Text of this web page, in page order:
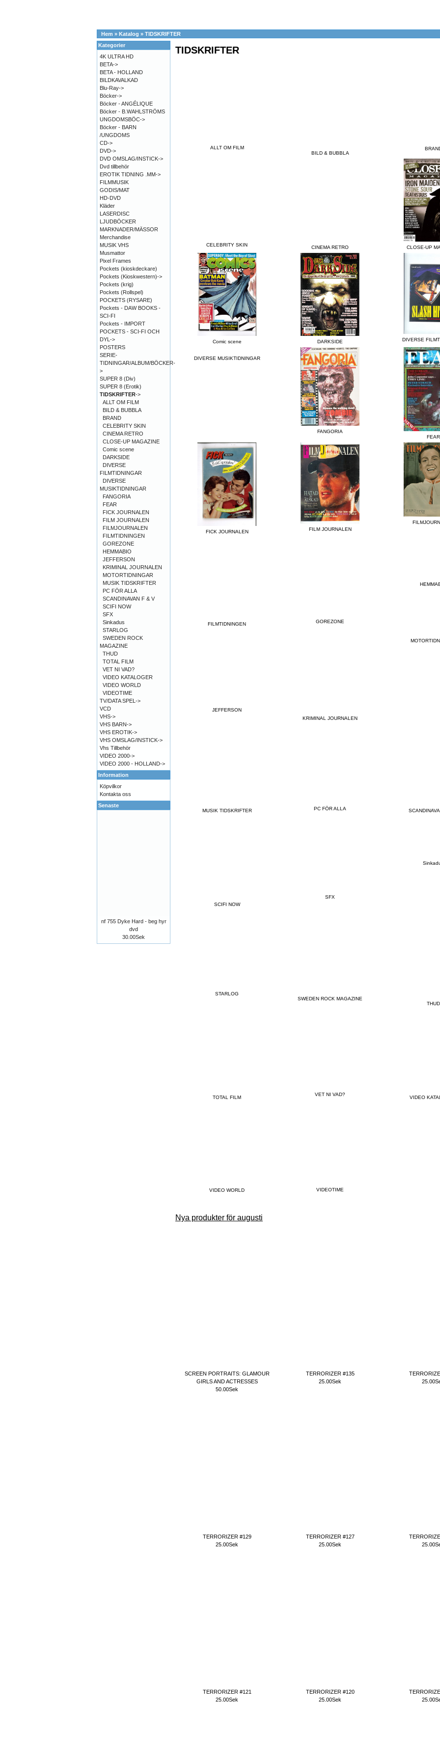
Hem » Katalog » TIDSKRIFTER
TIDSKRIFTER
ALLT OM FILM
BILD & BUBBLA
CELEBRITY SKIN CINEMA RETRO CLOSE-UP
Comic scene DARKSIDE DIVERSE
DIVERSE MUSIKTIDNINGAR
FANGORIA
FEAR
FICK JOURNALEN FILM JOURNALEN
FILMTIDNINGEN GOREZONE
JEFFERSON
KRIMINAL JOURNALEN
MUSIK TIDSKRIFTER PC FÖR ALLA
SCIFI NOW
SFX
STARLOG
SWEDEN ROCK MAGAZINE
THUD
TOTAL FILM
VET NI VAD?
VIDEO
VIDEO WORLD VIDEOTIME
Nya produkter för augusti
SCREEN PORTRAITS: GLAMOUR
GIRLS AND ACTRESSES
50.00Sek
TERRORIZER #135
25.00Sek
TERRORIZER #129
25.00Sek
TERRORIZER #127
25.00Sek
TERRORIZER #121
25.00Sek
TERRORIZER #120
25.00Sek
Kategorier
4K ULTRA HD
BETA->
BETA - HOLLAND
BILDKAVALKAD
Blu-Ray->
Böcker->
Böcker - ANGÉLIQUE
Böcker - B.WAHLSTRÖMS
UNGDOMSBÖC->
Böcker - BARN
/UNGDOMS
CD->
DVD->
DVD OMSLAG/INSTICK->
Dvd tillbehör
EROTIK TIDNING .MM->
FILMMUSIK
GODIS/MAT
HD-DVD
Kläder
LASERDISC
LJUDBÖCKER
MARKNADER/MÄSSOR
Merchandise
MUSIK VHS
Musmattor
Pixel Frames
Pockets (kioskdeckare)
Pockets (Kioskwestern)->
Pockets (krig)
Pockets (Rollspel)
POCKETS (RYSARE)
Pockets - DAW BOOKS -
SCI-FI
Pockets - IMPORT
POCKETS - SCI-FI OCH
DYL->
POSTERS
SERIE-
TIDNINGAR/ALBUM/BÖCKER-
>
SUPER 8 (Div)
SUPER 8 (Erotik)
TIDSKRIFTER->
ALLT OM FILM
BILD & BUBBLA
BRAND
CELEBRITY SKIN
CINEMA RETRO
CLOSE-UP MAGAZINE
Comic scene
DARKSIDE
DIVERSE
FILMTIDNINGAR
DIVERSE
MUSIKTIDNINGAR
FANGORIA
FEAR
FICK JOURNALEN
FILM JOURNALEN
FILMJOURNALEN
FILMTIDNINGEN
GOREZONE
HEMMABIO
JEFFERSON
KRIMINAL JOURNALEN
MOTORTIDNINGAR
MUSIK TIDSKRIFTER
PC FÖR ALLA
SCANDINAVAN F & V
SCIFI NOW
SFX
Sinkadus
STARLOG
SWEDEN ROCK
MAGAZINE
THUD
TOTAL FILM
VET NI VAD?
VIDEO KATALOGER
VIDEO WORLD
VIDEOTIME
TV/DATA SPEL->
VCD
VHS->
VHS BARN->
VHS EROTIK->
VHS OMSLAG/INSTICK->
Vhs Tillbehör
VIDEO 2000->
VIDEO 2000 - HOLLAND->
Information
Köpvilkor
Kontakta oss
Senaste
nf 755 Dyke Hard - beg hyr
dvd
30.00Sek